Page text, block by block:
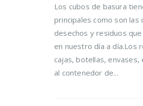
Los cubos de basura
principales como son las
desechos y residuos
en nuestro día a día.Los
cajas, botellas,
al contenedor de...